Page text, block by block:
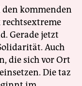
den kommenden
Gerade jetzt
Auch
die sich vor Ort
Die taz